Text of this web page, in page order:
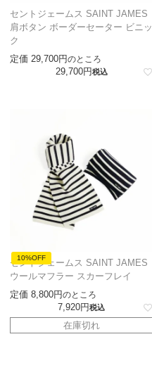
セントジェームス SAINT JAMES
肩ボタン ボーダーセーター ビニッ
ク
定価 29,700 のところ
29,700 税込
10%OFF
セントジェームス SAINT JAMES
ウールマフラー スカーフレイ
定価 8,800 のところ
7,920 税込
在庫切れ